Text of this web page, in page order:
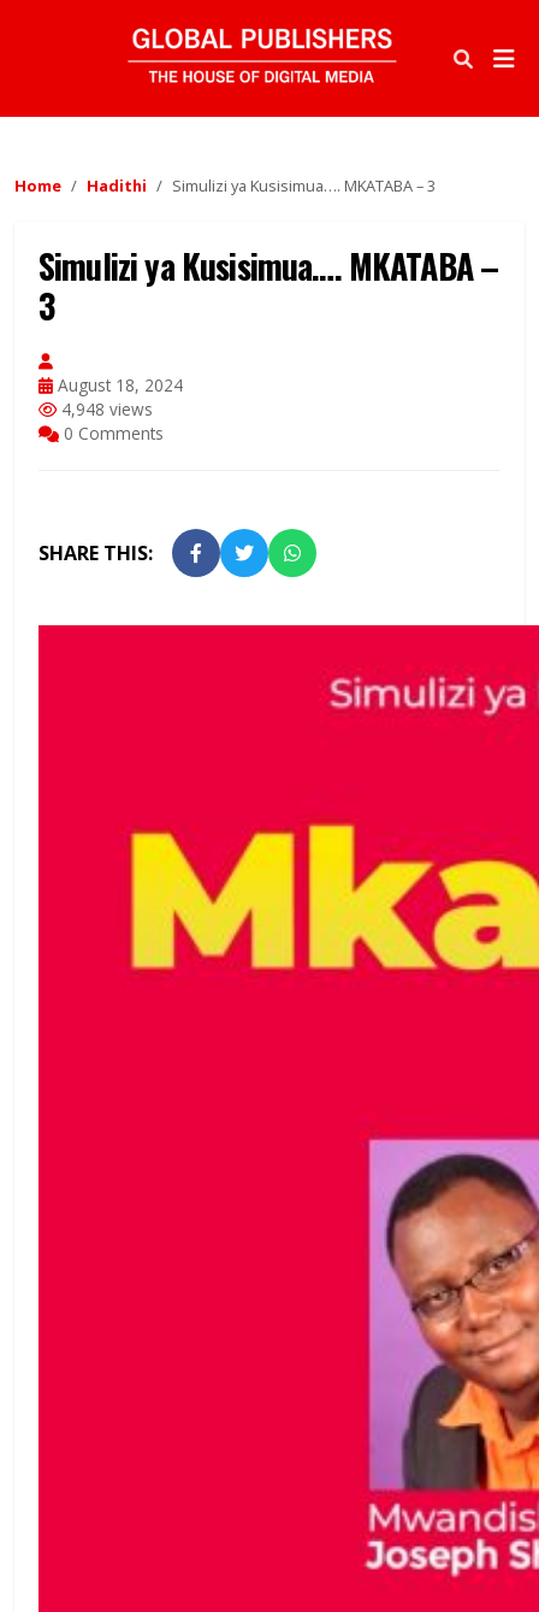
Home Hadithi Simulizi ya Kusisimua…. MKATABA – 3
Simulizi ya Kusisimua…. MKATABA –
3
August 18, 2024
4,948 views
0 Comments
SHARE THIS: